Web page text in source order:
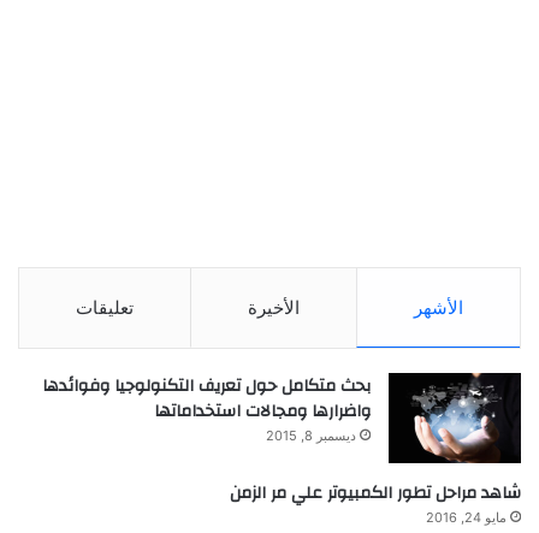
الأشهر الأخيرة تعليقات
بحث متكامل حول تعريف التكنولوجيا وفوائدها
واضرارها ومجالات استخداماتها
ديسمبر 8, 2015
شاهد مراحل تطور الكمبيوتر علي مر الزمن
مايو 24, 2016